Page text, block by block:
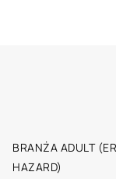
BRANŻA ADULT
HAZARD)